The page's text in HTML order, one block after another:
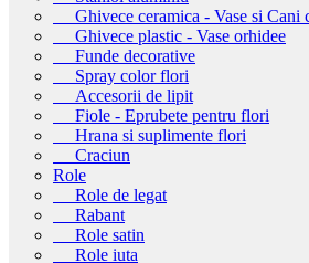
Ghivece ceramica - Vase si Cani
Ghivece plastic - Vase orhidee
Funde decorative
Spray color flori
Accesorii de lipit
Fiole - Eprubete pentru flori
Hrana si suplimente flori
Craciun
Role
Role de legat
Rabant
Role satin
Role iuta